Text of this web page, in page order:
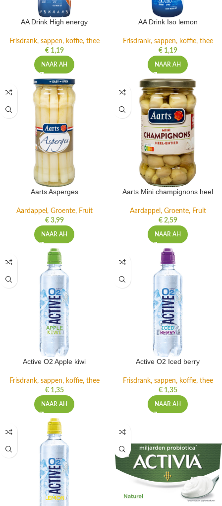
AA Drink High energy
Frisdrank, sappen, koffie, thee
€1,19
NAAR AH
AA Drink Iso lemon
Frisdrank, sappen, koffie, thee
€1,19
NAAR AH
Aarts Asperges
Aardappel, Groente, Fruit
€3,99
NAAR AH
Aarts Mini champignons heel
Aardappel, Groente, Fruit
€2,59
NAAR AH
Active O2 Apple kiwi
Frisdrank, sappen, koffie, thee
€1,35
NAAR AH
Active O2 Iced berry
Frisdrank, sappen, koffie, thee
€1,35
NAAR AH